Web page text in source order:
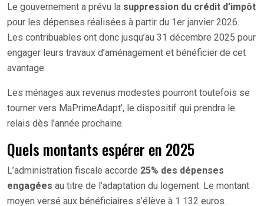
Le gouvernement a prévu la suppression du crédit d’impôt
pour les dépenses réalisées à partir du 1er janvier 2026.
Les contribuables ont donc jusqu’au 31 décembre 2025 pour
engager leurs travaux d’aménagement et bénéficier de cet
avantage.
Les ménages aux revenus modestes pourront toutefois se
tourner vers MaPrimeAdapt’, le dispositif qui prendra le
relais dès l’année prochaine.
Quels montants espérer en 2025
L’administration fiscale accorde 25% des dépenses
engagées au titre de l’adaptation du logement. Le montant
moyen versé aux bénéficiaires s’élève à 1 132 euros.